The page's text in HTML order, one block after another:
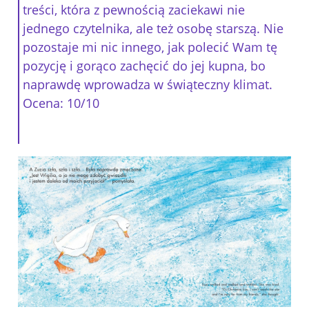
treści, która z pewnością zaciekawi nie
jednego czytelnika, ale też osobę starszą. Nie
pozostaje mi nic innego, jak polecić Wam tę
pozycję i gorąco zachęcić do jej kupna, bo
naprawdę wprowadza w świąteczny klimat.
Ocena: 10/10